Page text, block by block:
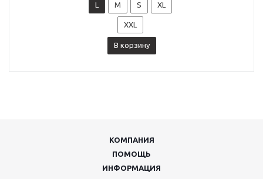
L M S XL
XXL
В корзину
КОМПАНИЯ
ПОМОЩЬ
ИНФОРМАЦИЯ